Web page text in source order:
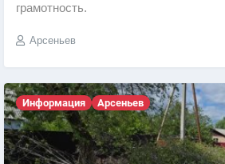
грамотность.
Арсеньев
Информация Арсеньев